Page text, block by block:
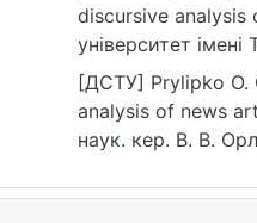
discursive analysis
університет
[ДСТУ] Prylipko O.
analysis of news
наук. кер. В. В.